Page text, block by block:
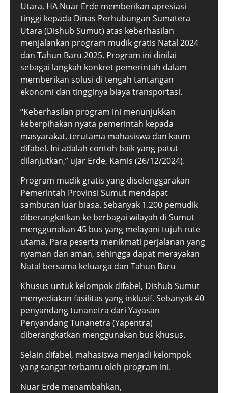
Utara, HA Nuar Erde memberikan apresiasi
tinggi kepada Dinas Perhubungan Sumatera
Utara (Dishub Sumut) atas keberhasilan
menjalankan program mudik gratis Natal 2024
dan Tahun Baru 2025. Program ini dinilai
sebagai langkah konkret pemerintah dalam
memberikan solusi di tengah tantangan
ekonomi dan tingginya biaya transportasi.
“Keberhasilan program ini menunjukkan
keberpihakan nyata pemerintah kepada
masyarakat, terutama mahasiswa dan kaum
difabel. Ini adalah contoh baik yang patut
dilanjutkan,” ujar Erde, Kamis (26/12/2024).
Program mudik gratis yang diselenggarakan
Pemerintah Provinsi Sumut mendapat
sambutan luar biasa. Sebanyak 1.200 pemudik
diberangkatkan ke berbagai wilayah di Sumut
menggunakan 45 bus yang melayani tujuh rute
utama. Para peserta menikmati perjalanan yang
nyaman dan aman, sehingga dapat merayakan
Natal bersama keluarga dan Tahun Baru
Khusus untuk kelompok difabel, Dishub Sumut
menyediakan fasilitas yang inklusif. Sebanyak 40
penyandang tunanetra dari Yayasan
Penyandang Tunanetra (Yapentra)
diberangkatkan menggunakan bus khusus.
Selain difabel, mahasiswa menjadi kelompok
yang sangat terbantu oleh program ini.
Nuar Erde menambahkan,